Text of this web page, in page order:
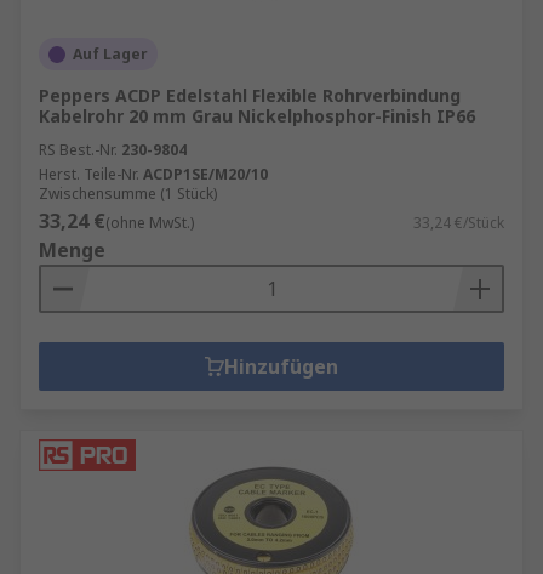
Auf Lager
Peppers ACDP Edelstahl Flexible Rohrverbindung
Kabelrohr 20 mm Grau Nickelphosphor-Finish IP66
RS Best.-Nr. 230-9804
Herst. Teile-Nr. ACDP1SE/M20/10
Zwischensumme (1 Stück)
33,24 €(ohne MwSt.) 33,24 €/Stück
Menge
Hinzufügen